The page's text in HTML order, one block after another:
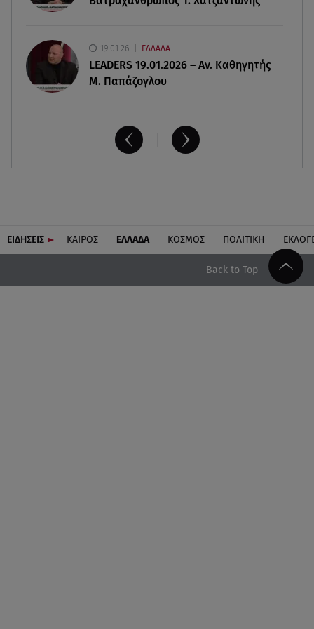
19.01.26 ΕΛΛΑΔΑ
LEADERS 19.01.2026 – Αν. Καθηγητής
Μ. Παπάζογλου
ΕΙΔΗΣΕΙΣ ΚΑΙΡΟΣ ΕΛΛΑΔΑ ΚΟΣΜΟΣ ΠΟΛΙΤΙΚΗ
Back to Top